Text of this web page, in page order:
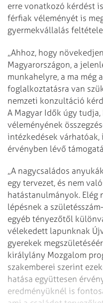
erre vonatkozó kérdést
férfiak véleményét is
gyermekvállalás
„Ahhoz, hogy
Magyarországon, a
munkahelyre, a ma még
foglalkoztatásra van
nemzeti konzultáció
A Magyar Idők úgy tudja,
véleményének
intézkedések
érvényben lévő
„A nagycsaládos
egy tervezet, és nem
hatástanulmányok. Elég
lépésnek a
egyéb tényezőtől
vélekedett lapunknak
gyerekek
királylány Mozgalom
szakemberei szerint
hatása együttesen
eredményüknél is